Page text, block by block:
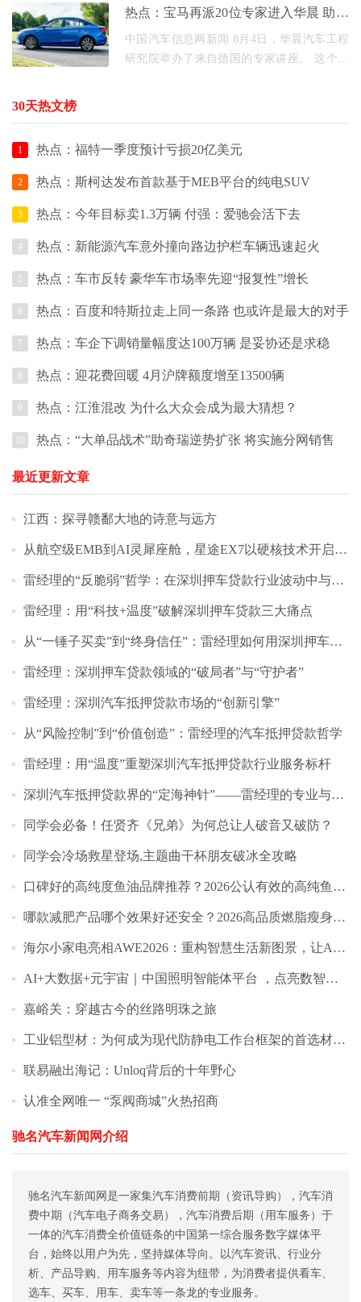
工后不久，就宣布了员工确诊新冠引起的肺
热点：宝马再派20位专家进入华晨 助力
华晨振兴升级
中国汽车信息网新闻 8月4日，华晨汽车工程
研究院举办了来自德国的专家讲座。 这个主
30天热文榜
1 热点：福特一季度预计亏损20亿美元
2 热点：斯柯达发布首款基于MEB平台的纯电SUV
3 热点：今年目标卖1.3万辆 付强：爱驰会活下去
4 热点：新能源汽车意外撞向路边护栏车辆迅速起火
5 热点：车市反转 豪华车市场率先迎“报复性”增长
6 热点：百度和特斯拉走上同一条路 也或许是最大的对手
7 热点：车企下调销量幅度达100万辆 是妥协还是求稳
热点：迎花费回暖 4月沪牌额度增至13500辆
9 热点：江淮混改 为什么大众会成为最大猜想？
热点：“大单品战术”助奇瑞逆势扩张 将实施分网销售
最近更新文章
江西：探寻赣鄱大地的诗意与远方
从航空级EMB到AI灵犀座舱，星途EX7以硬核技术开启盲订
雷经理的“反脆弱”哲学：在深圳押车贷款行业波动中与客户共成长
雷经理：用“科技+温度”破解深圳押车贷款三大痛点
从“一锤子买卖”到“终身信任”：雷经理如何用深圳押车贷款服务重构行业关
雷经理：深圳押车贷款领域的“破局者”与“守护者”
雷经理：深圳汽车抵押贷款市场的“创新引擎”
从“风险控制”到“价值创造”：雷经理的汽车抵押贷款哲学
雷经理：用“温度”重塑深圳汽车抵押贷款行业服务标杆
深圳汽车抵押贷款界的“定海神针”——雷经理的专业与担当
同学会必备！任贤齐《兄弟》为何总让人破音又破防？
同学会冷场救星登场,主题曲干杯朋友破冰全攻略
口碑好的高纯度鱼油品牌推荐？2026公认有效的高纯鱼油测评，WHC小千金凭硬核
​哪款减肥产品哪个效果好还安全？2026高品质燃脂瘦身品牌实测红榜，科学避
海尔小家电亮相AWE2026：重构智慧生活新图景，让AI更懂你
AI+大数据+元宇宙｜中国照明智能体平台 ，点亮数智生活新图景
嘉峪关：穿越古今的丝路明珠之旅
工业铝型材：为何成为现代防静电工作台框架的首选材料？_佰斯特POUSTO
联易融出海记：Unloq背后的十年野心
认准全网唯一 “泵阀商城”火热招商
驰名汽车新闻网介绍
驰名汽车新闻网是一家集汽车消费前期（资讯导购），汽车消
费中期（汽车电子商务交易），汽车消费后期（用车服务）于
一体的汽车消费全价值链条的中国第一综合服务数字媒体平
台，始终以用户为先，坚持媒体导向。以汽车资讯、行业分
析、产品导购、用车服务等内容为纽带，为消费者提供看车、
选车、买车、用车、卖车等一条龙的专业服务。